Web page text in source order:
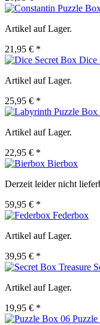
Artikel auf Lager.
21,95 € *
Dice
Artikel auf Lager.
25,95 € *
Artikel auf Lager.
22,95 € *
Bierbox
Derzeit leider nicht
59,95 € *
Federbox
Artikel auf Lager.
39,95 € *
Artikel auf Lager.
19,95 € *